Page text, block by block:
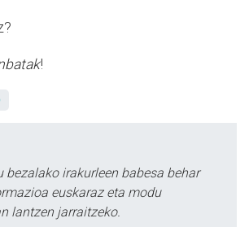
!
bezalako irakurleen babesa behar
euskaraz eta modu
lantzen jarraitzeko.